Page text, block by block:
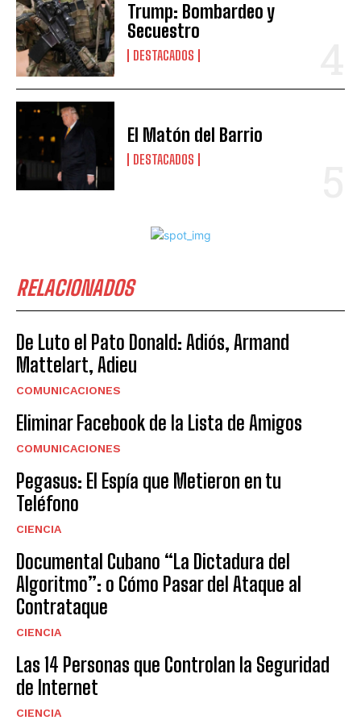
Trump: Bombardeo y
Secuestro
DESTACADOS
El Matón del Barrio
DESTACADOS
RELACIONADOS
De Luto el Pato Donald: Adiós, Armand
Mattelart, Adieu
COMUNICACIONES
Eliminar Facebook de la Lista de Amigos
COMUNICACIONES
Pegasus: El Espía que Metieron en tu
Teléfono
CIENCIA
Documental Cubano “La Dictadura del
Algoritmo”: o Cómo Pasar del Ataque al
Contrataque
CIENCIA
Las 14 Personas que Controlan la Seguridad
de Internet
CIENCIA